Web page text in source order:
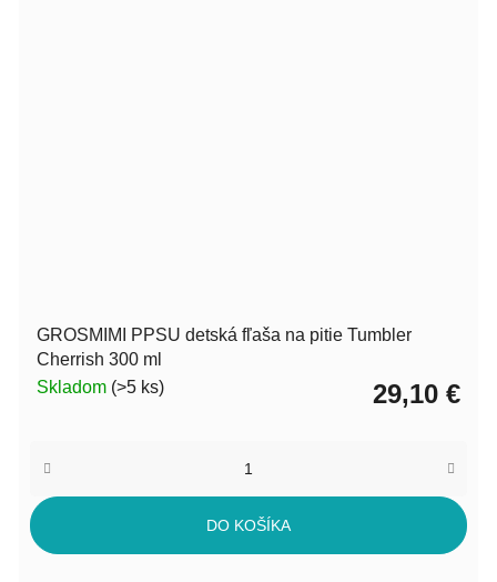
GROSMIMI PPSU detská fľaša na pitie Tumbler
Cherrish 300 ml
Skladom (>5 ks) 29,10 €
DO KOŠÍKA